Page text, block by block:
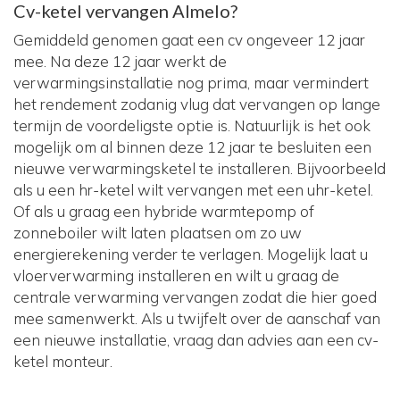
Cv-ketel vervangen Almelo?
Gemiddeld genomen gaat een cv ongeveer 12 jaar
mee. Na deze 12 jaar werkt de
verwarmingsinstallatie nog prima, maar vermindert
het rendement zodanig vlug dat vervangen op lange
termijn de voordeligste optie is. Natuurlijk is het ook
mogelijk om al binnen deze 12 jaar te besluiten een
nieuwe verwarmingsketel te installeren. Bijvoorbeeld
als u een hr-ketel wilt vervangen met een uhr-ketel.
Of als u graag een hybride warmtepomp of
zonneboiler wilt laten plaatsen om zo uw
energierekening verder te verlagen. Mogelijk laat u
vloerverwarming installeren en wilt u graag de
centrale verwarming vervangen zodat die hier goed
mee samenwerkt. Als u twijfelt over de aanschaf van
een nieuwe installatie, vraag dan advies aan een cv-
ketel monteur.